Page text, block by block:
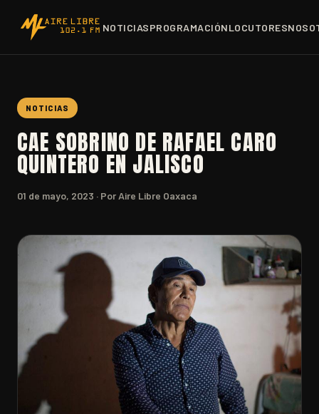
NOTICIASPROGRAMACIÓNLOCUTORES
NOTICIAS
CAE SOBRINO DE RAFAEL CARO
QUINTERO EN JALISCO
01 de mayo, 2023 · Por Aire Libre Oaxaca